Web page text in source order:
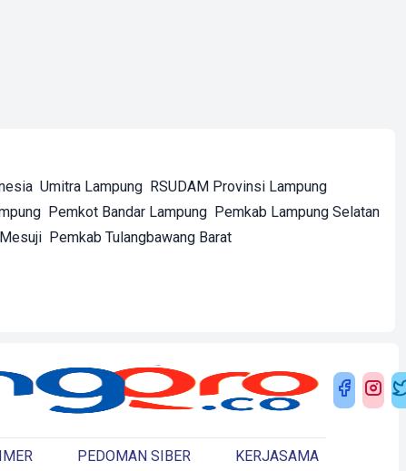
Umitra Lampung RSUDAM Provinsi Lampung
Pemkot Bandar Lampung Pemkab Lampung Selatan
Pemkab Tulangbawang Barat
PEDOMAN SIBER KERJASAMA